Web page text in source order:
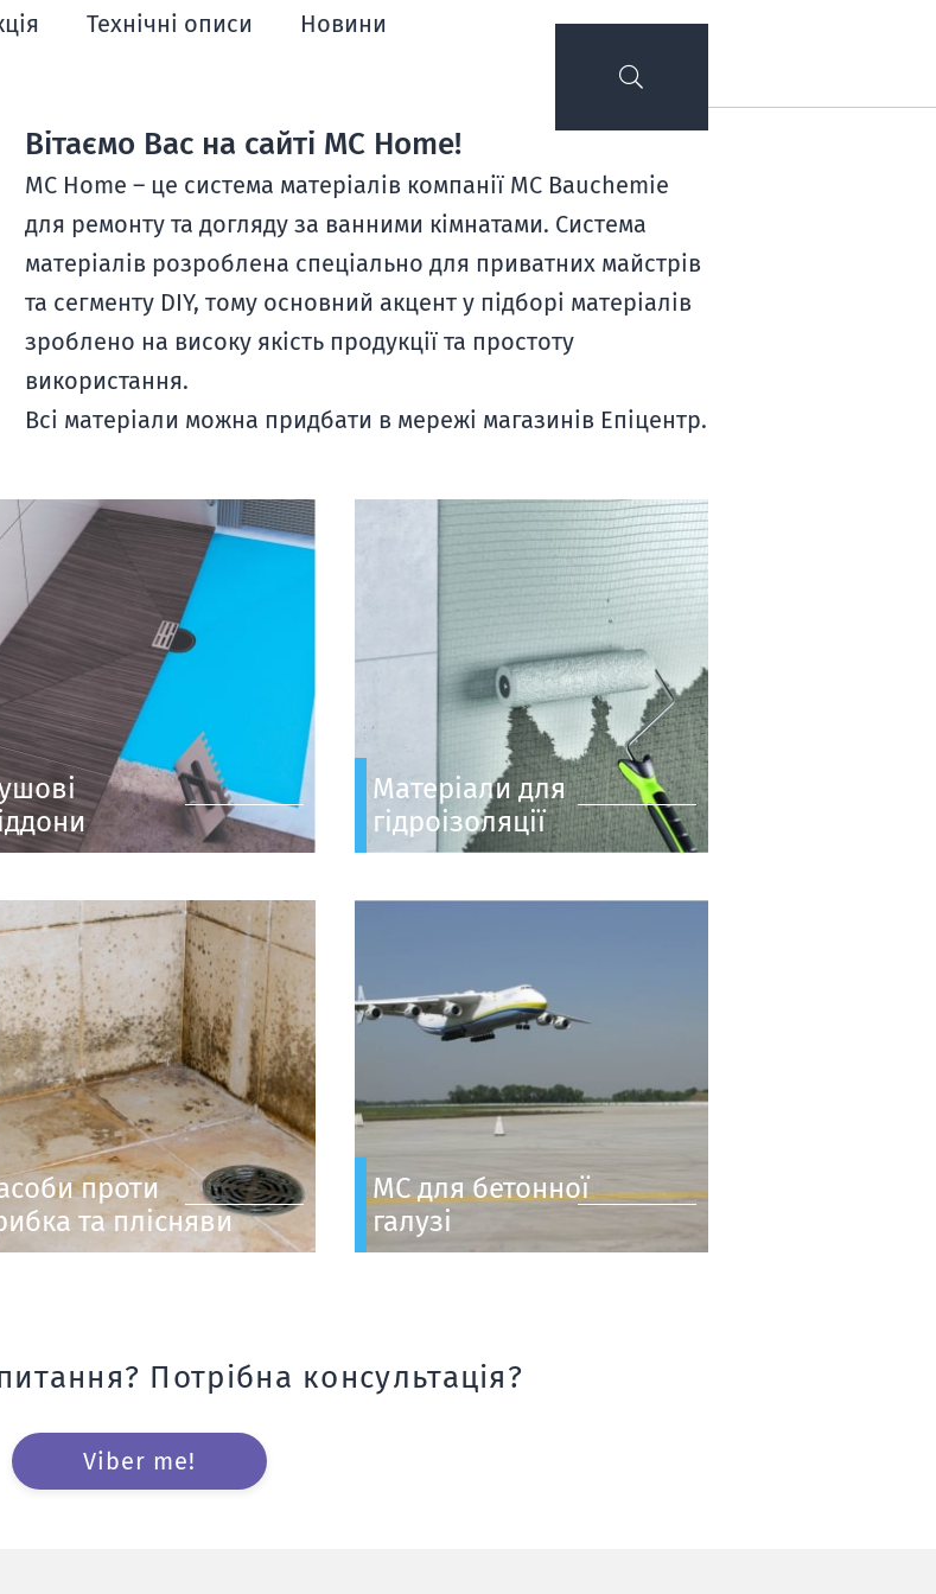
Технічні описи
Новини
Вітаємо Вас на сайті MC Home!
MC Home – це система матеріалів компанії MC Bauchemie
для ремонту та догляду за ванними кімнатами. Система
матеріалів розроблена спеціально для приватних майстрів
та сегменту DIY, тому основний акцент у підборі матеріалів
зроблено на високу якість продукції та простоту
використання.
Всі матеріали можна придбати в мережі магазинів Епіцентр.
Матеріали для
гідроізоляції
проти
та плісняви
МС для бетонної
галузі
Потрібна консультація?
Viber me!